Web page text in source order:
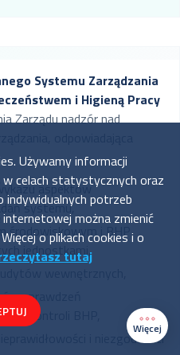
Systemu Zarządzania
i Higieną Pracy
Zarządu nadzór nad
aspektów
systemu,
środowiskowym i BHP
jednostkami,
sprawdzeń
oraz kontroli BHP,
i niezgodności
Więcej
Używamy informacji
w celach statystycznych oraz
indywidualnych potrzeb
można zmienić
o plikach cookies i o
tutaj